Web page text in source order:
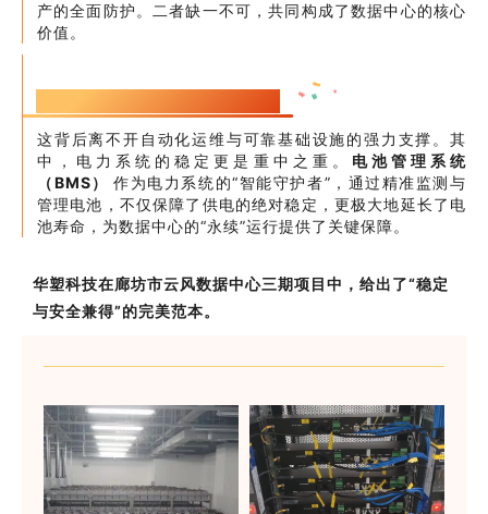
产的全面防护。二者缺一不可，共同构成了数据中心的核心
价值。
这背后离不开自动化运维与可靠基础设施的强力支撑。其
中，电力系统的稳定更是重中之重。 电池管理系统
（BMS）作为电力系统的“智能守护者”，通过精准监测与
管理电池，不仅保障了供电的绝对稳定，更极大地延长了电
池寿命，为数据中心的“永续”运行提供了关键保障。
华塑科技在廊坊市云风数据中心三期项目中，给出了“稳定
与安全兼得”的完美范本。